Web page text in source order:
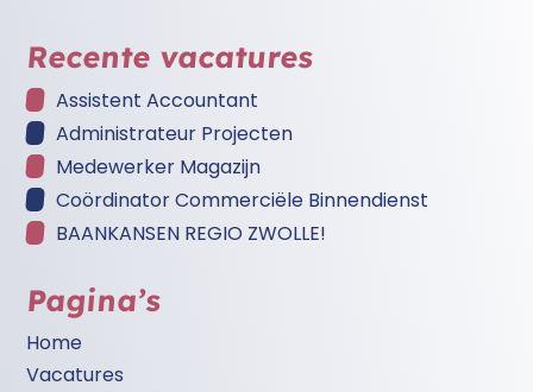
Recente vacatures
Assistent Accountant
Administrateur Projecten
Medewerker Magazijn
Coördinator Commerciële Binnendienst
BAANKANSEN REGIO ZWOLLE!
Pagina’s
Home
Vacatures